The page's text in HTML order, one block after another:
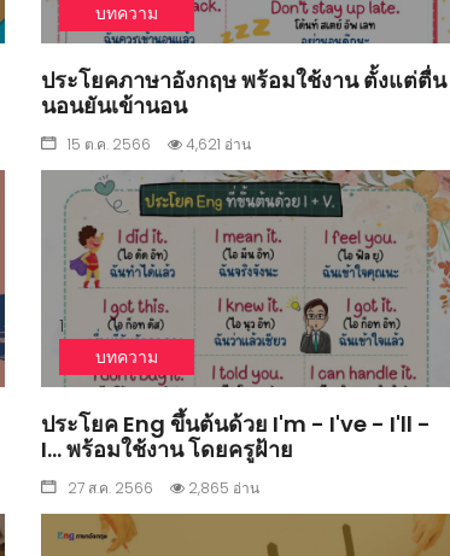
บทความ
ประโยคภาษาอังกฤษ พร้อมใช้งาน ตั้งแต่ตื่น
นอนยันเข้านอน
15 ต.ค. 2566 4,621 อ่าน
1
บทความ
ประโยค Eng ขึ้นต้นด้วย I'm - I've - I'll -
I... พร้อมใช้งาน โดยครูฝ้าย
27 ส.ค. 2566 2,865 อ่าน